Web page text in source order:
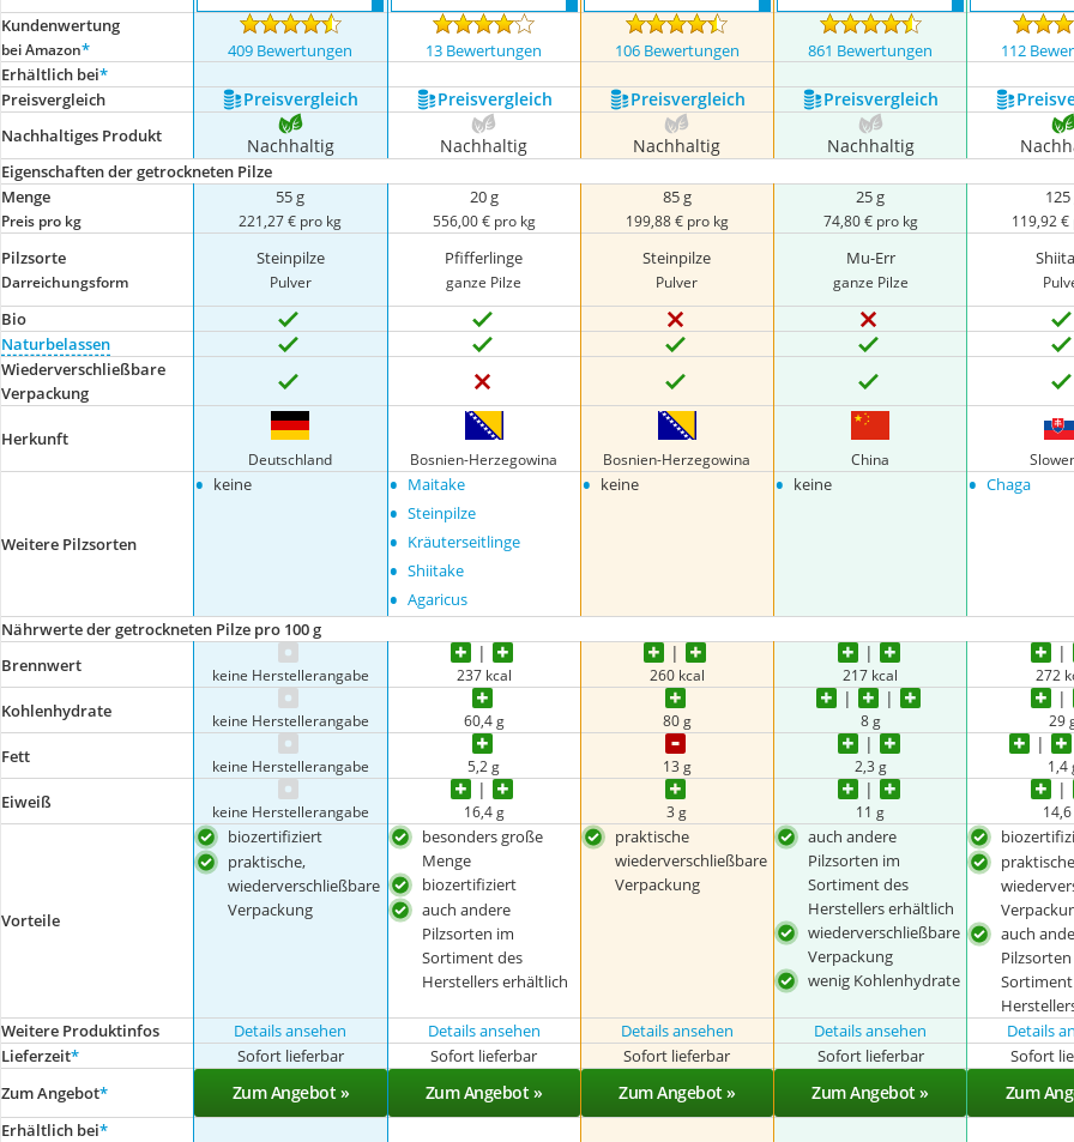
Kundenwertung
bei Amazon* 409 Bewertungen 13 Bewertungen 106 Bewertungen 861 Bewertungen 112
Erhältlich bei*
Preis­vergleich
Preis­vergleich Preis­vergleich Preis­vergleich Preis­vergleich
Nachhaltiges Produkt Nachhaltig Nachhaltig Nachhaltig Nachhaltig
Eigenschaften der getrockneten Pilze
Menge
Preis pro kg
55 g
221,27 € pro kg
20 g
556,00 € pro kg
85 g
199,88 € pro kg
25 g
74,80 € pro kg
125
119,92 €
Pilzsorte
Darreichungsform
Steinpilze
Pulver
Pfifferlinge
ganze Pilze
Steinpilze
Pulver
Mu-Err
ganze Pilze
Bio
Naturbelassen
Wiederverschließbare
Verpackung
Herkunft
Deutschland Bosnien-Herzegowina Bosnien-Herzegowina China
Weitere Pilzsorten
• keine • Maitake
• Steinpilze
• Kräuterseitlinge
• Shiitake
• Agaricus
• keine • keine • Chaga
Nährwerte der getrockneten Pilze pro 100 g
Brennwert
keine Herstellerangabe 237 kcal 260 kcal 217 kcal 272
Kohlenhydrate keine Herstellerangabe 60,4 g 80 g 8 g 29
Fett keine Herstellerangabe 5,2 g 13 g 2,3 g 1,4
Eiweiß keine Herstellerangabe 16,4 g 3 g 11 g
Vorteile
biozertifiziert
praktische,
wiederverschließbare
Verpackung
besonders große
Menge
biozertifiziert
auch andere
Pilzsorten im
Sortiment des
Herstellers erhältlich
praktische
wiederverschließbare
Verpackung
auch andere
Pilzsorten im
Sortiment des
Herstellers erhältlich
wiederverschließbare
Verpackung
wenig Kohlenhydrate
auch
Weitere Produktinfos Details ansehen Details ansehen Details ansehen Details ansehen Details
Lieferzeit* Sofort lieferbar Sofort lieferbar Sofort lieferbar Sofort lieferbar Sofort
Zum Angebot* Zum Angebot » Zum Angebot » Zum Angebot » Zum Angebot » Zum
Erhältlich bei*